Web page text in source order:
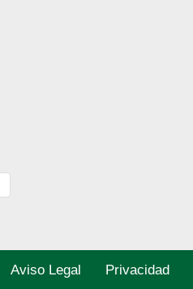
Aviso Legal Privacidad